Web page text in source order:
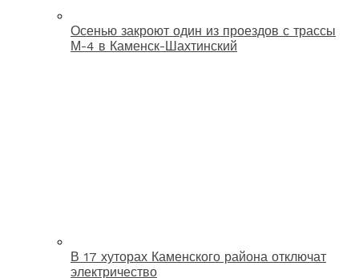
Осенью закроют один из проездов с трассы
М-4 в Каменск-Шахтинский
В 17 хуторах Каменского района отключат
электричество